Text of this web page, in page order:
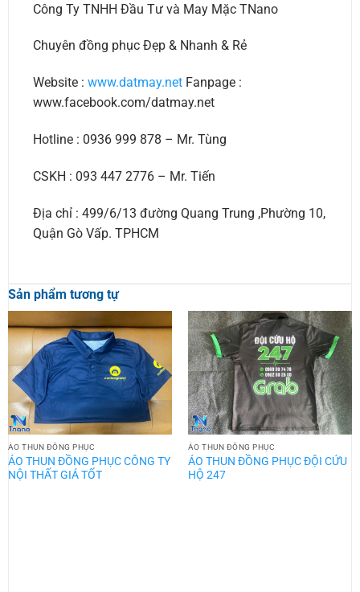
Công Ty TNHH Đầu Tư và May Mặc TNano
Chuyên đồng phục Đẹp & Nhanh & Rẻ
Website : www.datmay.netFanpage :
www.facebook.com/datmay.net
Hotline : 0936 999 878 – Mr. Tùng
CSKH : 093 447 2776 – Mr. Tiến
Địa chỉ : 499/6/13 đường Quang Trung ,Phường 10,
Quận Gò Vấp. TPHCM
Sản phẩm tương tự
ÁO THUN ĐỒNG PHỤC
ÁO THUN ĐỒNG PHỤC CÔNG TY
NỘI THẤT GIÁ TỐT
ÁO THUN ĐỒNG PHỤC
ÁO THUN ĐỒNG PHỤC ĐỘI CỨU
HỘ 247